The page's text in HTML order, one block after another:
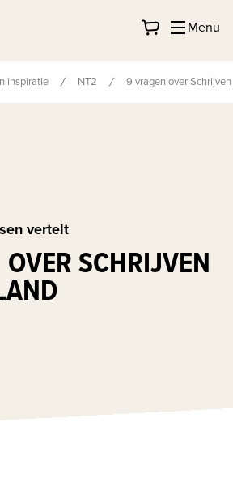
Menu
inspiratie NT2 9 vragen over
vertelt
SCHRIJVEN